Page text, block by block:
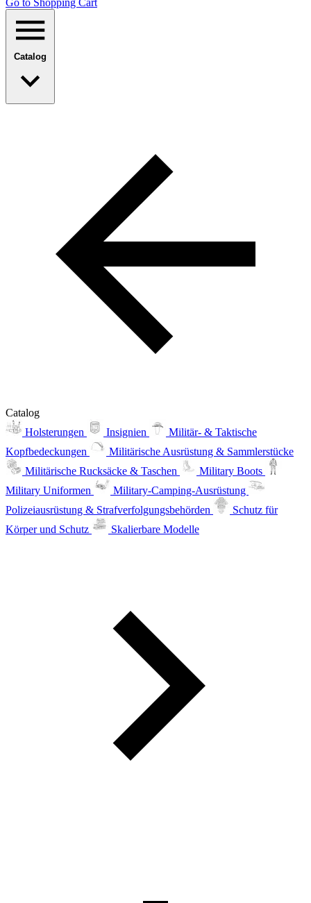
Go to Shopping Сart
Catalog
Catalog
Holsterungen
Insignien
Militär- & Taktische
Kopfbedeckungen
Militärische Ausrüstung & Sammlerstücke
Militärische Rucksäcke & Taschen
Military Boots
Military Uniformen
Military-Camping-Ausrüstung
Polizeiausrüstung & Strafverfolgungsbehörden
Schutz für
Körper und Schutz
Skalierbare Modelle